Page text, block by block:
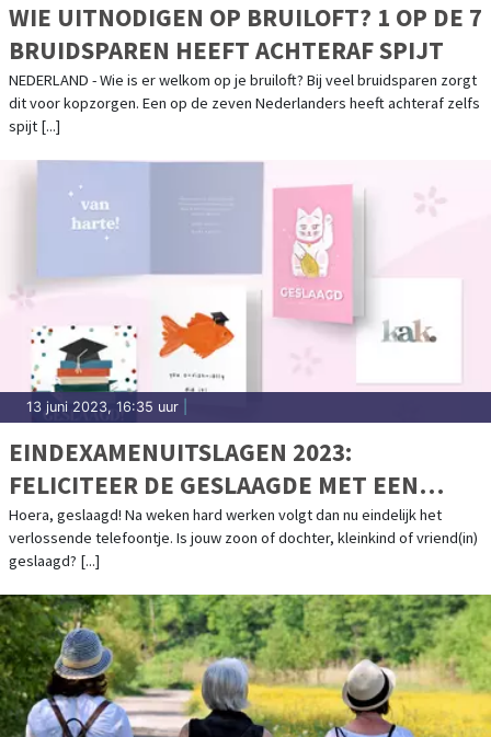
WIE UITNODIGEN OP BRUILOFT? 1 OP DE 7
BRUIDSPAREN HEEFT ACHTERAF SPIJT
NEDERLAND - Wie is er welkom op je bruiloft? Bij veel bruidsparen zorgt
dit voor kopzorgen. Een op de zeven Nederlanders heeft achteraf zelfs
spijt [...]
13 juni 2023, 16:35 uur
EINDEXAMENUITSLAGEN 2023:
FELICITEER DE GESLAAGDE MET EEN
KAART!
Hoera, geslaagd! Na weken hard werken volgt dan nu eindelijk het
verlossende telefoontje. Is jouw zoon of dochter, kleinkind of vriend(in)
geslaagd? [...]